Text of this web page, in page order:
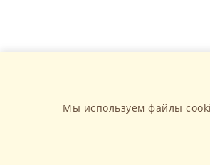
Мы используем файлы